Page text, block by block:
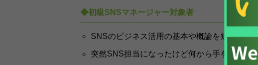
◆初級SNSマネージャー対象者
SNSのビジネス活用の基本や概論を短期間で
突然SNS担当になったけど何から手をつけて